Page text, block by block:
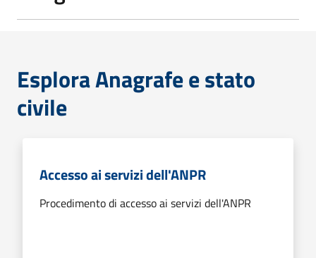
Esplora Anagrafe e stato
civile
Accesso ai servizi dell'ANPR
Procedimento di accesso ai servizi dell'ANPR